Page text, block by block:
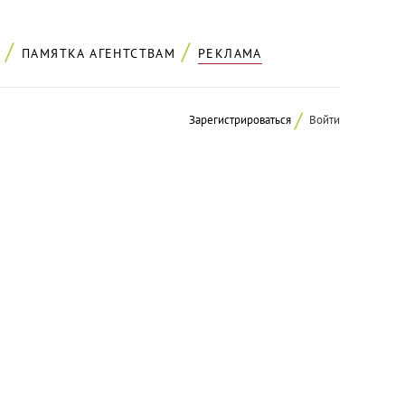
ПАМЯТКА АГЕНТСТВАМ РЕКЛАМА
Зарегистрироваться Войти